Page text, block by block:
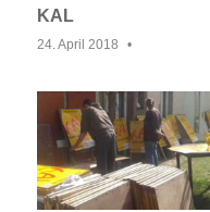
KAL
24. April 2018